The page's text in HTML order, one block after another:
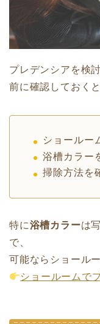
プレデンシアを検
前に確認しておく
ショールー
浴槽カラー
掃除方法を
特に浴槽カラーは
で、
可能ならショール
ショールームで